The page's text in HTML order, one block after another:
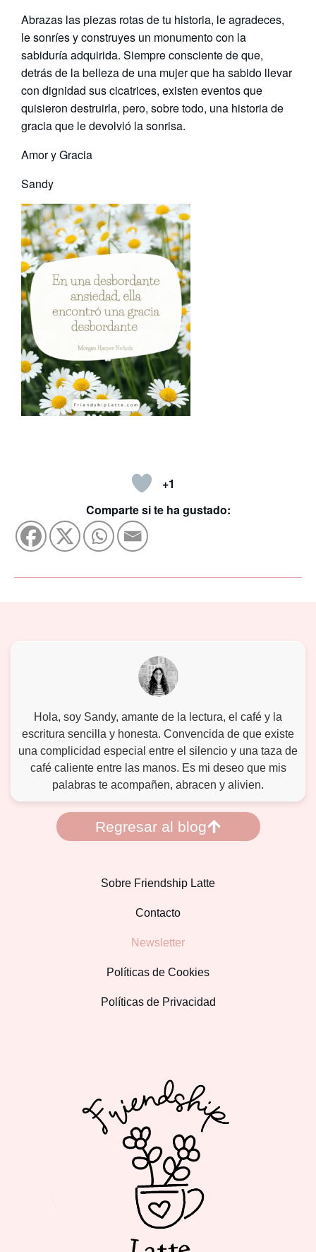
Abrazas las piezas rotas de tu historia, le agradeces,
le sonríes y construyes un monumento con la
sabiduría adquirida. Siempre consciente de que,
detrás de la belleza de una mujer que ha sabido llevar
con dignidad sus cicatrices, existen eventos que
quisieron destruirla, pero, sobre todo, una historia de
gracia que le devolvió la sonrisa.
Amor y Gracia
Sandy
+1
Comparte si te ha gustado:
Hola, soy Sandy, amante de la lectura, el café y la
escritura sencilla y honesta. Convencida de que existe
una complicidad especial entre el silencio y una taza de
café caliente entre las manos. Es mi deseo que mis
palabras te acompañen, abracen y alivien.
Regresar al blog
Sobre Friendship Latte
Contacto
Newsletter
Políticas de Cookies
Políticas de Privacidad